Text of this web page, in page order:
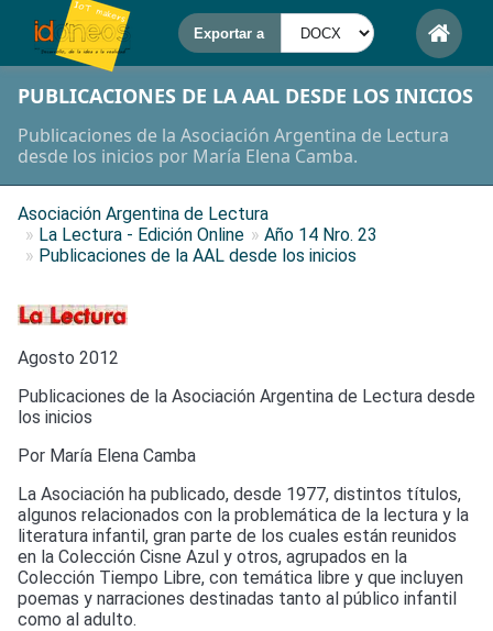
PUBLICACIONES DE LA AAL DESDE LOS INICIOS
Publicaciones de la Asociación Argentina de Lectura
desde los inicios por María Elena Camba.
Asociación Argentina de Lectura
» La Lectura - Edición Online » Año 14 Nro. 23
» Publicaciones de la AAL desde los inicios
Agosto 2012
Publicaciones de la Asociación Argentina de Lectura desde
los inicios
Por María Elena Camba
La Asociación ha publicado, desde 1977, distintos títulos,
algunos relacionados con la problemática de la lectura y la
literatura infantil, gran parte de los cuales están reunidos
en la Colección Cisne Azul y otros, agrupados en la
Colección Tiempo Libre, con temática libre y que incluyen
poemas y narraciones destinadas tanto al público infantil
como al adulto.